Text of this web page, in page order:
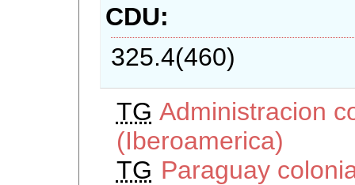
CDU
325.4(460)
TG Administracion
(Iberoamerica)
TG Paraguay